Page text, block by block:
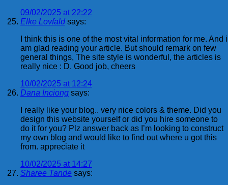
09/02/2025 at 22:22
Elke Lovfald says:
I think this is one of the most vital information for me. And i
am glad reading your article. But should remark on few
general things, The site style is wonderful, the articles is
really nice : D. Good job, cheers
10/02/2025 at 12:24
Dana Inciong says:
I really like your blog.. very nice colors & theme. Did you
design this website yourself or did you hire someone to
do it for you? Plz answer back as I’m looking to construct
my own blog and would like to find out where u got this
from. appreciate it
10/02/2025 at 14:27
Sharee Tande says: